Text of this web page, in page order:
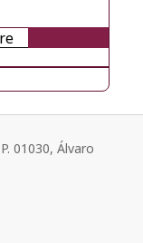
01030, Álvaro